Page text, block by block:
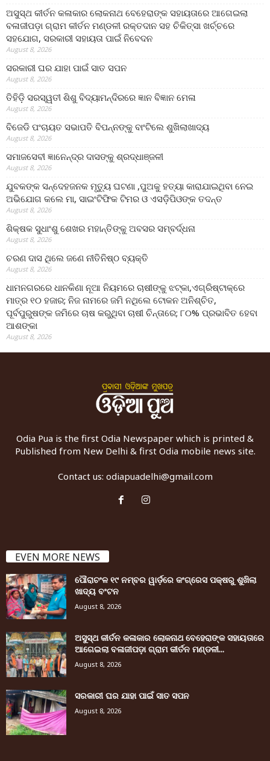
ଅସୁସ୍ଥ କୀର୍ତନ କଳାକାର ଲୋକନାଥ ବେହେରାଙ୍କ ସହାୟତାରେ ଆଗେଇଲା
ବଳାଜୀପଡ଼ା ଗ୍ରାମ କୀର୍ତନ ମଣ୍ଡଳୀ ରକ୍ତଦାନ ସହ ଚିକିତ୍ସା ଖର୍ଚ୍ଚରେ
ସହଯୋଗ, ସରକାରୀ ସହାୟତା ପାଇଁ ନିବେଦନ
August 8, 2026
ସରକାରୀ ଘର ଯାହା ପାଇଁ ସାତ ସପନ
August 8, 2026
ତିହିଡି଼ ସରସ୍ୱତୀ ଶିଶୁ ବିଦ୍ୟାମନ୍ଦିରରେ ଜ୍ଞାନ ବିଜ୍ଞାନ ମେଳା
August 8, 2026
ବିଜେଡି ପଂଚାୟତ ସଭାପତି ବିପନ୍ନଙ୍କୁ ବାଂଟିଲେ ଶୁଖିଲାଖାଦ୍ୟ
August 8, 2026
ସମାଜସେବୀ ଜ୍ଞାନେନ୍ଦ୍ର ଦାସଙ୍କୁ ଶ୍ରଦ୍ଧାଞ୍ଜଳୀ
August 8, 2026
ଯୁବକଙ୍କ ସନ୍ଦେହଜନକ ମୃତ୍ୟୁ ଘଟଣା ,ପୁଅକୁ ହତ୍ୟା କାରାଯାଇଥିବା ନେଇ
ଅଭିଯୋଗ କଲେ ମା, ସାଇଂଟିଫିକ ଟିମର ଓ ଏସଡ଼ିପିଓଙ୍କ ତଦନ୍ତ
August 8, 2026
ଶିକ୍ଷକ ସୁଧାଂଶୁ ଶେଖର ମହାନ୍ତିଙ୍କୁ ଅବସର ସମ୍ବର୍ଦ୍ଧନା
August 8, 2026
ଚରଣ ଦାସ ଥିଲେ ଜଣେ ନୀତିନିଷ୍ଠ ବ୍ୟକ୍ତି
August 8, 2026
ଧାମନଗରରେ ଧାନକିଣା ନୂଆ ନିୟମରେ ଚାଷୀଙ୍କୁ ଝଟ୍‌କା,ଏଗ୍ରିଷ୍ଟାକ୍‌ରେ
ମାତ୍ର ୧୦ ହଜାର; ନିଜ ନାମରେ ଜମି ନଥିଲେ ଟୋକନ ଅନିଶ୍ଚିତ,
ପୂର୍ବପୁରୁଷଙ୍କ ଜମିରେ ଚାଷ କରୁଥିବା ଚାଷୀ ଚିନ୍ତାରେ; ୮୦% ପ୍ରଭାବିତ ହେବା
ଆଶଙ୍କା
August 8, 2026
Odia Pua is the first Odia Newspaper which is printed &
Published from New Delhi & first Odia mobile news site.
Contact us: odiapuadelhi@gmail.com
EVEN MORE NEWS
ପୌରାଚଂଳ ୧୯ ନମ୍ବର ୱାର୍ଡ଼ରେ କଂଗ୍ରେସ ପକ୍ଷରୁ ଶୁଖିଲା
ଖାଦ୍ୟ ବଂଟନ
August 8, 2026
ଅସୁସ୍ଥ କୀର୍ତନ କଳାକାର ଲୋକନାଥ ବେହେରାଙ୍କ ସହାୟତାରେ
ଆଗେଇଲା ବଳାଜୀପଡ଼ା ଗ୍ରାମ କୀର୍ତନ ମଣ୍ଡଳୀ...
August 8, 2026
ସରକାରୀ ଘର ଯାହା ପାଇଁ ସାତ ସପନ
August 8, 2026